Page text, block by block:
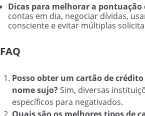
Dicas para melhorar a pontuação
contas em dia, negociar dívidas,
consciente e evitar múltiplas
FAQ
Posso obter um cartão de
nome sujo?Sim, diversas
específicos para negativados.